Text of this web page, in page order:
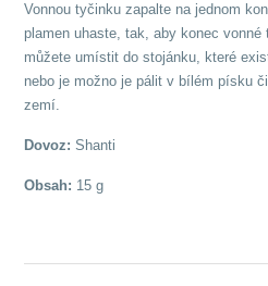
Vonnou tyčinku zapalte na jednom
plamen uhaste, tak, aby konec
můžete umístit do stojánku, které
nebo je možno je pálit v bílém písku
zemí.
Dovoz: Shanti
Obsah: 15 g